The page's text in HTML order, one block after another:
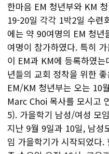
한마음 EM 청년부와 KM
19-20일 각각 1박2일 수련
에는 약 90여명의 EM 청
여명이 참가하였다. 특히
이 EM과 KM에 등록하였
년들의 교회 정착을 위한
EM/KM 청년부는 오는 10
Marc Choi 목사를 모시고
5). 가을학기 남성/여성 모임
지난 9월 9일과 10일, 남성
임 가을학기가 시작되었다.